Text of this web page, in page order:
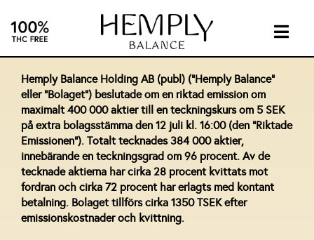
content
ABOUT
Hemply Balance Holding AB (publ) (”Hemply Balance”
eller ”Bolaget”) beslutade om en riktad emission om
maximalt 400 000 aktier till en teckningskurs om 5 SEK
på extra bolagsstämma den 12 juli kl. 16:00 (den ”Riktade
Emissionen”). Totalt tecknades 384 000 aktier,
innebärande en teckningsgrad om 96 procent. Av de
tecknade aktierna har cirka 28 procent kvittats mot
fordran och cirka 72 procent har erlagts med kontant
betalning. Bolaget tillförs cirka 1350 TSEK efter
emissionskostnader och kvittning.